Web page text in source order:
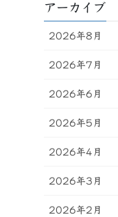
アーカイブ
2026年8月
2026年7月
2026年6月
2026年5月
2026年4月
2026年3月
2026年2月